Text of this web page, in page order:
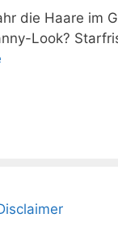
die Haare im
Look?